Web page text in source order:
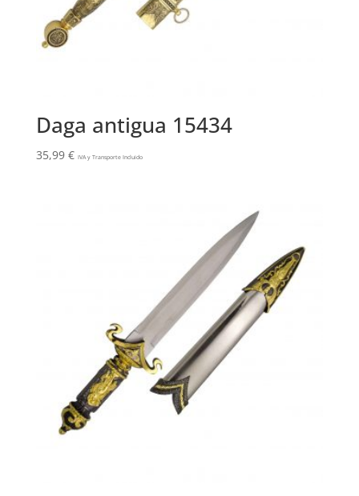
Daga antigua 15434
35,99 € IVA y Transporte Incluido